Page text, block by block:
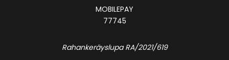
MOBILEPAY
77745
Rahankeräyslupa RA/2021/619